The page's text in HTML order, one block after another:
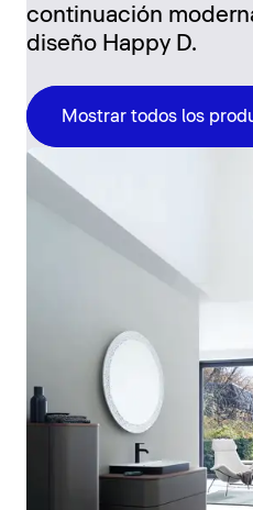
continuación
diseño Happy D.
Mostrar todos los